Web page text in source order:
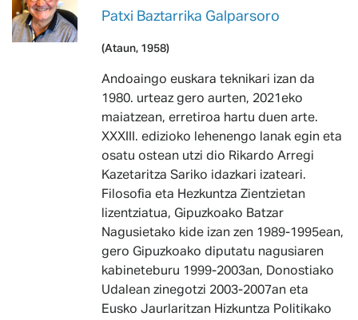
Patxi Baztarrika Galparsoro
(Ataun, 1958)
Andoaingo euskara teknikari izan da
1980. urteaz gero aurten, 2021eko
maiatzean, erretiroa hartu duen arte.
XXXIII. edizioko lehenengo lanak egin eta
osatu ostean utzi dio Rikardo Arregi
Kazetaritza Sariko idazkari izateari.
Filosofia eta Hezkuntza Zientzietan
lizentziatua, Gipuzkoako Batzar
Nagusietako kide izan zen 1989-1995ean,
gero Gipuzkoako diputatu nagusiaren
kabineteburu 1999-2003an, Donostiako
Udalean zinegotzi 2003-2007an eta
Eusko Jaurlaritzan Hizkuntza Politikako